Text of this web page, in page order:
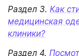
Раздел 3. Как
медицинская
клиники?
Раздел 4.